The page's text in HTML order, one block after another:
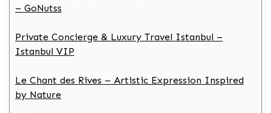
– GoNutss
Private Concierge & Luxury Travel Istanbul –
Istanbul VIP
Le Chant des Rives – Artistic Expression Inspired
by Nature